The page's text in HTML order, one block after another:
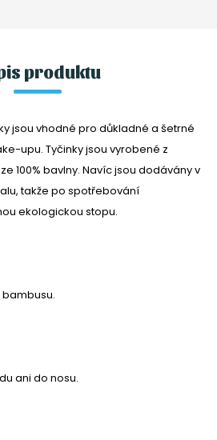
produktu
jsou vhodné pro důkladné a šetrné
upu. Tyčinky jsou vyrobené z
100% bavlny. Navíc jsou dodávány v
takže po spotřebování
ekologickou stopu.
bambusu.
ani do nosu.